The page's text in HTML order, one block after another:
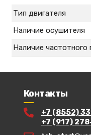
Тип двигателя
Наличие осушителя
Наличие частотного
Контакты
+7 (8552)
+7 (917)